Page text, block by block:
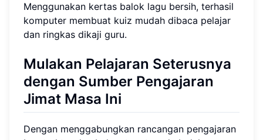
Menggunakan kertas balok lagu bersih, terhasil
komputer membuat kuiz mudah dibaca pelajar
dan ringkas dikaji guru.
Mulakan Pelajaran Seterusnya
dengan Sumber Pengajaran
Jimat Masa Ini
Dengan menggabungkan rancangan pengajaran